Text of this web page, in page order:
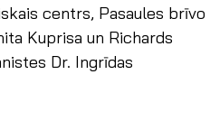
centrs, Pasaules brīvo
Kuprisa un Richards
Dr. Ingrīdas